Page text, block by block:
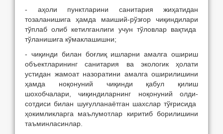
- аҳоли пунктларини санитария жиҳатидан
тозаланишига ҳамда маиший-рўзғор чиқиндилари
тўплаб олиб кетилганлиги учун тўловлар вақтида
тўланишига кўмаклашишни;
- чиқинди билан боғлиқ ишларни амалга ошириш
объектларининг санитария ва экологик ҳолати
устидан жамоат назоратини амалга оширилишини
ҳамда ноқонуний чиқинди қабул қилиш
шохобчалари, чиқиндиларнинг ноқонуний олди-
сотдиси билан шуғулланаётган шахслар тўғрисида
ҳокимликларга маълумотлар киритиб борилишини
таъминласинлар.